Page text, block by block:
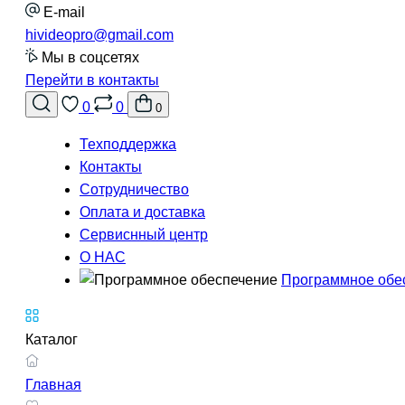
E-mail
hivideopro@gmail.com
Мы в соцсетях
Перейти в контакты
0
0 0
Техподдержка
Контакты
Сотрудничество
Оплата и доставка
Сервиснный центр
О НАС
Программное
Каталог
Главная